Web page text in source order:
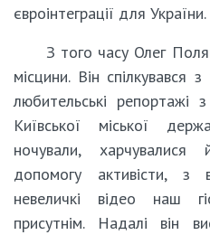
євроінтеграції для України.
З того часу Олег
місцини. Він спілкувався
любительські
Київської міської
ночували,
допомогу активісти, з
невеличкі відео наш
присутнім. Надалі він